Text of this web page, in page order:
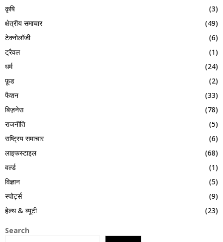
कृषि
(3)
क्षेत्रीय समाचार
(49)
टेक्नोलॉजी
(6)
ट्रैवल
(1)
धर्म
(24)
फ़ूड
(2)
फैशन
(33)
बिज़नेस
(78)
राजनीति
(5)
राष्ट्रिय समाचार
(6)
लाइफस्टाइल
(68)
वर्ल्ड
(1)
विज्ञान
(5)
स्पोर्ट्स
(9)
हेल्थ & ब्यूटी
(23)
Search